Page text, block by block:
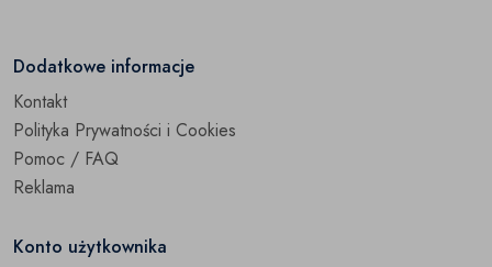
Zabytki techniki
Pozostałe
Dodatkowe informacje
Kontakt
Polityka Prywatności i Cookies
Pomoc / FAQ
Reklama
Konto użytkownika